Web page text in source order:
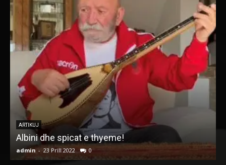
ARTIKUJ
Anton Çetta (1920–1995): ndërmjet kërkimit
folklorik dhe misionit kombëtar të pajtimit
admin - 12 Qershor 2026